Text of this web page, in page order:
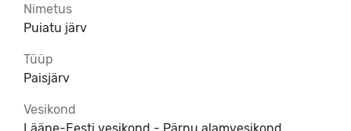
Nimetus
Puiatu järv
Tüüp
Paisjärv
Vesikond